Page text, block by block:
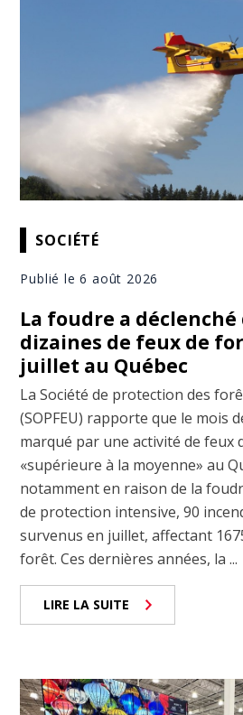
SOCIÉTÉ
Publié le 6 août 2026
La foudre a déclenché
dizaines de feux de
juillet au Québec
La Société de protection des
(SOPFEU) rapporte que le mois
marqué par une activité de feux
«supérieure à la moyenne» au
notamment en raison de la
de protection intensive, 90
survenus en juillet, affectant
forêt. Ces dernières années, la ...
LIRE LA SUITE